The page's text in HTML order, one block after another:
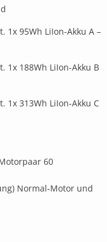
1x 95Wh LiIon-Akku A –
1x 188Wh LiIon-Akku B
1x 313Wh LiIon-Akku C
60
Normal-Motor und